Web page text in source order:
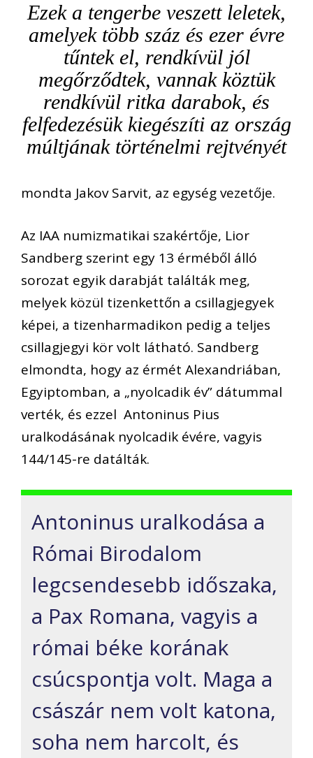
Ezek a tengerbe veszett leletek,
amelyek több száz és ezer évre
tűntek el, rendkívül jól
megőrződtek, vannak köztük
rendkívül ritka darabok, és
felfedezésük kiegészíti az ország
múltjának történelmi rejtvényét
mondta Jakov Sarvit, az egység vezetője.
Az IAA numizmatikai szakértője, Lior
Sandberg szerint egy 13 érméből álló
sorozat egyik darabját találták meg,
melyek közül tizenkettőn a csillagjegyek
képei, a tizenharmadikon pedig a teljes
csillagjegyi kör volt látható. Sandberg
elmondta, hogy az érmét Alexandriában,
Egyiptomban, a „nyolcadik év” dátummal
verték, és ezzel Antoninus Pius
uralkodásának nyolcadik évére, vagyis
144/145-re datálták.
Antoninus uralkodása a
Római Birodalom
legcsendesebb időszaka,
a Pax Romana, vagyis a
római béke korának
csúcspontja volt. Maga a
császár nem volt katona,
soha nem harcolt, és